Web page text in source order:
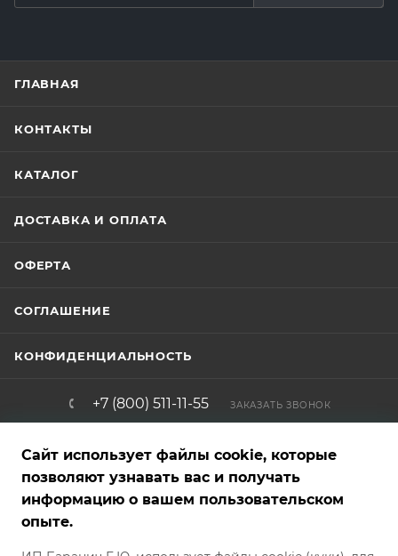
ГЛАВНАЯ
КОНТАКТЫ
КАТАЛОГ
ДОСТАВКА И ОПЛАТА
ОФЕРТА
СОГЛАШЕНИЕ
КОНФИДЕНЦИАЛЬНОСТЬ
+7 (800) 511-11-55 ЗАКАЗАТЬ ЗВОНОК
Представленные на сайте товары — фотообразцы, графические,
Сайт использует файлы cookie, которые
позволяют узнавать вас и получать
информацию о вашем пользовательском
опыте.